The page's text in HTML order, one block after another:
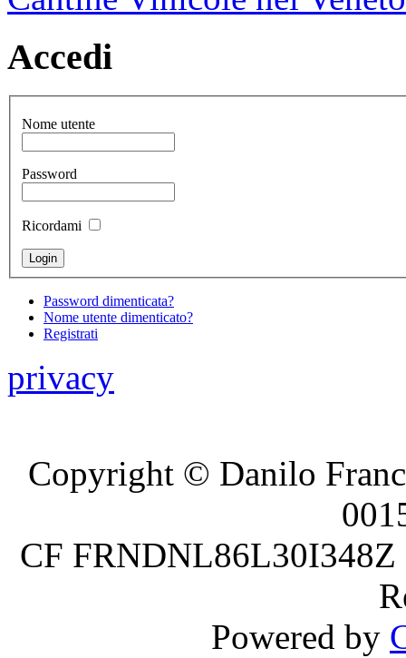
Accedi
Nome utente
Password
Ricordami
Password dimenticata?
Nome utente dimenticato?
Registrati
privacy
Copyright © Danilo
CF
Powered by